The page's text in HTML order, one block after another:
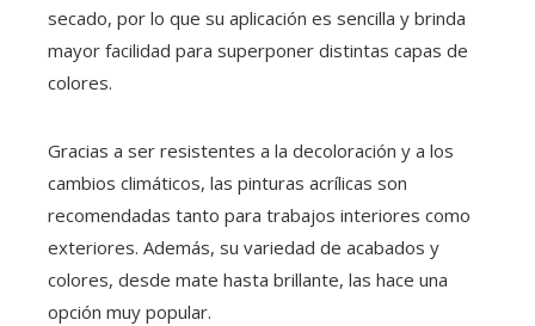
secado, por lo que su aplicación es sencilla y brinda
mayor facilidad para superponer distintas capas de
colores.
Gracias a ser resistentes a la decoloración y a los
cambios climáticos, las pinturas acrílicas son
recomendadas tanto para trabajos interiores como
exteriores. Además, su variedad de acabados y
colores, desde mate hasta brillante, las hace una
opción muy popular.